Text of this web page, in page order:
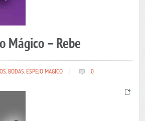
Mágico – Rebe
,BODAS,ESPEJO MAGICO 0